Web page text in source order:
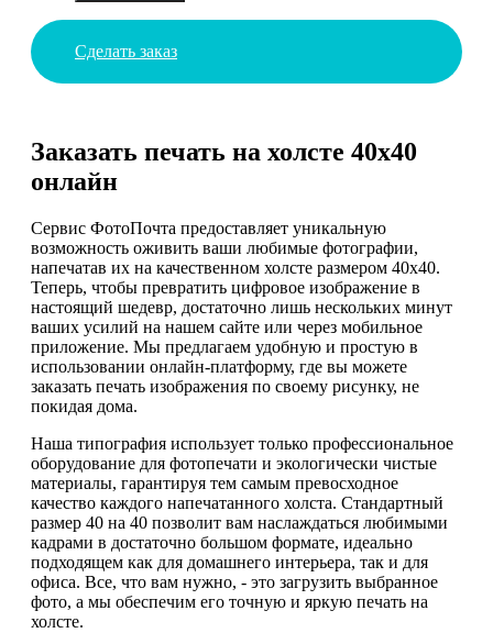
Сделать заказ
Заказать печать на холсте 40х40
онлайн
Сервис ФотоПочта предоставляет уникальную
возможность оживить ваши любимые фотографии,
напечатав их на качественном холсте размером 40х40.
Теперь, чтобы превратить цифровое изображение в
настоящий шедевр, достаточно лишь нескольких минут
ваших усилий на нашем сайте или через мобильное
приложение. Мы предлагаем удобную и простую в
использовании онлайн-платформу, где вы можете
заказать печать изображения по своему рисунку, не
покидая дома.
Наша типография использует только профессиональное
оборудование для фотопечати и экологически чистые
материалы, гарантируя тем самым превосходное
качество каждого напечатанного холста. Стандартный
размер 40 на 40 позволит вам наслаждаться любимыми
кадрами в достаточно большом формате, идеально
подходящем как для домашнего интерьера, так и для
офиса. Все, что вам нужно, - это загрузить выбранное
фото, а мы обеспечим его точную и яркую печать на
холсте.